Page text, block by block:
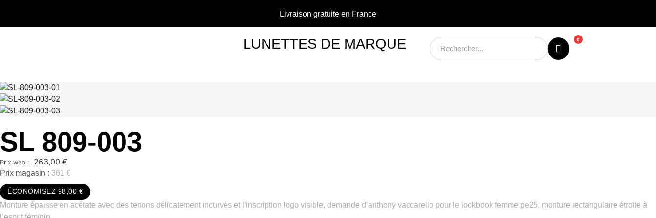
Livraison gratuite en France
LUNETTES DE MARQUE 0
SL 809-003
263,00 €
Prix magasin : 361 €
ÉCONOMISEZ 98,00 €
Monture épaisse en acétate avec des tenons délicatement incurvés et l’inscription logo visible, demande d’anthony vaccarello pour le lookbook femme pe25. monture rectangulaire étroite à